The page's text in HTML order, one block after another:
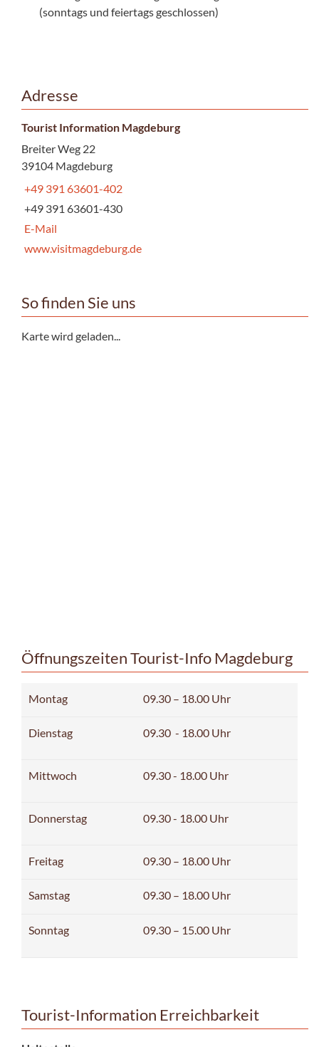
(sonntags und feiertags geschlossen)
Adresse
Tourist Information Magdeburg
Breiter Weg 22
39104 Magdeburg
+49 391 63601-402
+49 391 63601-430
E-Mail
www.visitmagdeburg.de
So finden Sie uns
Karte wird geladen...
Öffnungszeiten Tourist-Info Magdeburg
Montag 09.30 – 18.00 Uhr
Dienstag 09.30 - 18.00 Uhr
Mittwoch 09.30 - 18.00 Uhr
Donnerstag 09.30 - 18.00 Uhr
Freitag 09.30 – 18.00 Uhr
Samstag 09.30 – 18.00 Uhr
Sonntag 09.30 – 15.00 Uhr
Tourist-Information Erreichbarkeit